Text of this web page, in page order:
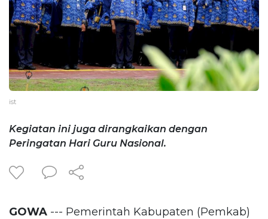
ist
Kegiatan ini juga dirangkaikan dengan
Peringatan Hari Guru Nasional.
GOWA --- Pemerintah Kabupaten (Pemkab)